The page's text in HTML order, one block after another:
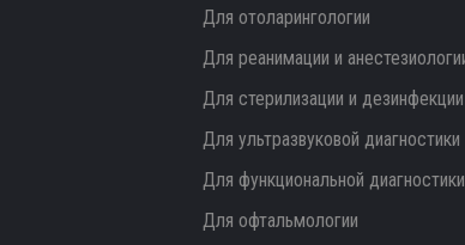
Для отоларингологии
Для реанимации и
Для стерилизации и дезинфекции
Для ультразвуковой диагностики
Для функциональной диагностики
Для офтальмологии